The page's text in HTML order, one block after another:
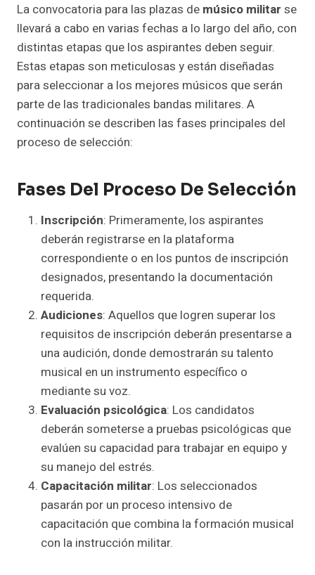
La convocatoria para las plazas de músico militar se
llevará a cabo en varias fechas a lo largo del año, con
distintas etapas que los aspirantes deben seguir.
Estas etapas son meticulosas y están diseñadas
para seleccionar a los mejores músicos que serán
parte de las tradicionales bandas militares. A
continuación se describen las fases principales del
proceso de selección:
Fases Del Proceso De Selección
Inscripción: Primeramente, los aspirantes
deberán registrarse en la plataforma
correspondiente o en los puntos de inscripción
designados, presentando la documentación
requerida.
Audiciones: Aquellos que logren superar los
requisitos de inscripción deberán presentarse a
una audición, donde demostrarán su talento
musical en un instrumento específico o
mediante su voz.
Evaluación psicológica: Los candidatos
deberán someterse a pruebas psicológicas que
evalúen su capacidad para trabajar en equipo y
su manejo del estrés.
Capacitación militar: Los seleccionados
pasarán por un proceso intensivo de
capacitación que combina la formación musical
con la instrucción militar.